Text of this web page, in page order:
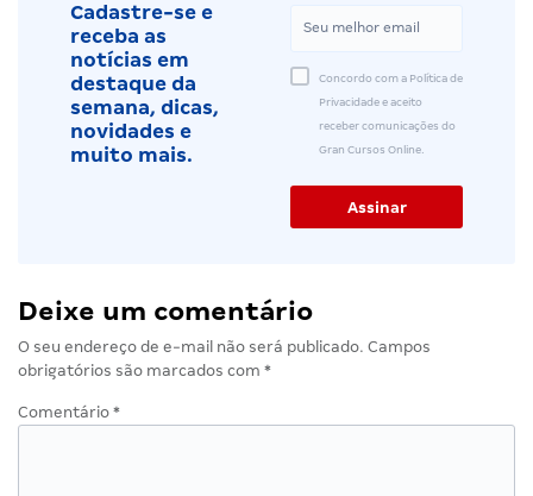
Cadastre-se e
receba as
notícias em
destaque da
semana, dicas,
novidades e
muito mais.
Concordo com a Política de
Privacidade e aceito
receber comunicações do
Gran Cursos Online.
Deixe um comentário
O seu endereço de e-mail não será publicado. Campos
obrigatórios são marcados com *
Comentário *